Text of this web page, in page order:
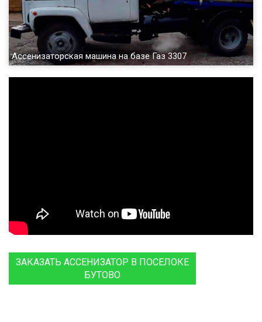
Ассенизаторская машина на базе Газ 3307
ЗАКАЗАТЬ АССЕНИЗАТОР В ПОСЕЛОКЕ
БУТОВО